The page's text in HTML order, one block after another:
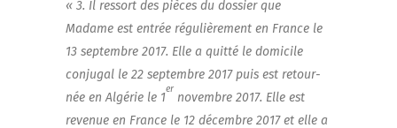
« 3. Il res­sort des pièces du dos­sier que
Madame est entrée régu­liè­re­ment en France le
13 sep­tembre 2017. Elle a quit­té le domi­cile
conju­gal le 22 sep­tembre 2017 puis est retour­
née en Algé­rie le 1
er
novembre 2017. Elle est
reve­nue en France le 12 décembre 2017 et elle a